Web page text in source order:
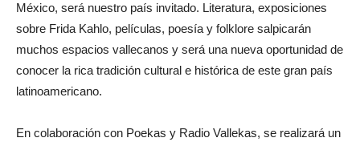
México, será nuestro país invitado. Literatura, exposiciones
sobre Frida Kahlo, películas, poesía y folklore salpicarán
muchos espacios vallecanos y será una nueva oportunidad de
conocer la rica tradición cultural e histórica de este gran país
latinoamericano.
En colaboración con Poekas y Radio Vallekas, se realizará un